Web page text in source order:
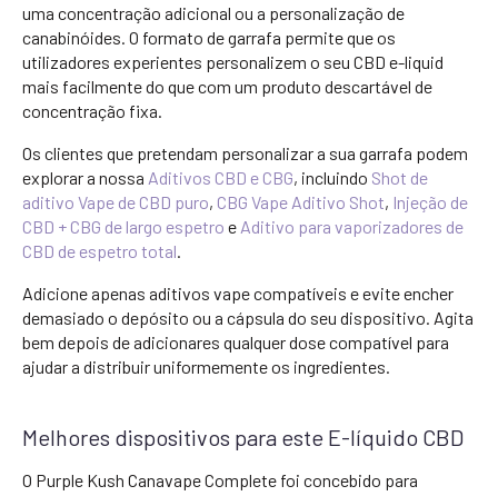
uma concentração adicional ou a personalização de
canabinóides. O formato de garrafa permite que os
utilizadores experientes personalizem o seu CBD e-liquid
mais facilmente do que com um produto descartável de
concentração fixa.
Os clientes que pretendam personalizar a sua garrafa podem
explorar a nossa Aditivos CBD e CBG, incluindo Shot de
aditivo Vape de CBD puro, CBG Vape Aditivo Shot, Injeção de
CBD + CBG de largo espetro e Aditivo para vaporizadores de
CBD de espetro total.
Adicione apenas aditivos vape compatíveis e evite encher
demasiado o depósito ou a cápsula do seu dispositivo. Agita
bem depois de adicionares qualquer dose compatível para
ajudar a distribuir uniformemente os ingredientes.
Melhores dispositivos para este E-líquido CBD
O Purple Kush Canavape Complete foi concebido para